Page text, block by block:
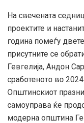
На свечената
проектите и
година помеѓу
присутните се
Гевгелија, Андон
сработеното во
Општинскиот
самоуправа ќе
модерна општина